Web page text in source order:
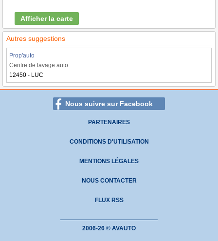
Afficher la carte
Autres suggestions
Prop'auto
Centre de lavage auto
12450 - LUC
Nous suivre sur Facebook
PARTENAIRES
CONDITIONS D'UTILISATION
MENTIONS LÉGALES
NOUS CONTACTER
FLUX RSS
2006-26 © AVAUTO